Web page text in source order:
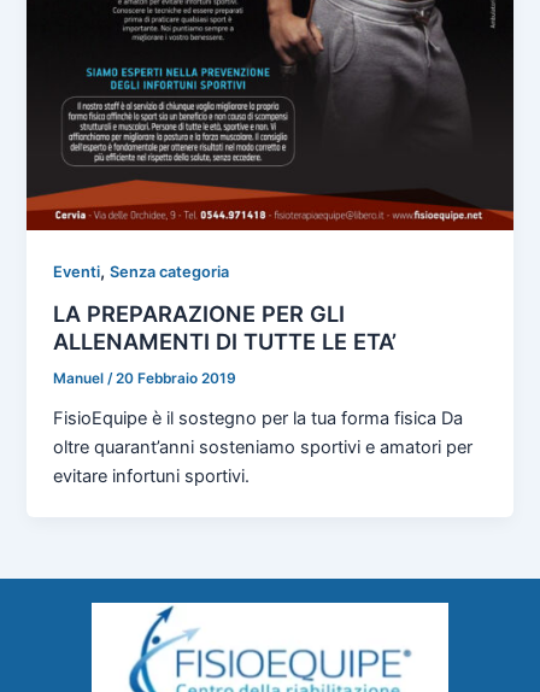
Eventi,Senza categoria
LA PREPARAZIONE PER GLI
ALLENAMENTI DI TUTTE LE ETA’
Manuel/20 Febbraio 2019
FisioEquipe è il sostegno per la tua forma fisica Da
oltre quarant’anni sosteniamo sportivi e amatori per
evitare infortuni sportivi.